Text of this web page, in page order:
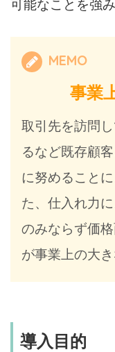
可能なことを強
MEMO
事業
取引先を訪問
るなど既存顧
に努めること
た、仕入れ力
のみならず価
が事業上の大
導入目的